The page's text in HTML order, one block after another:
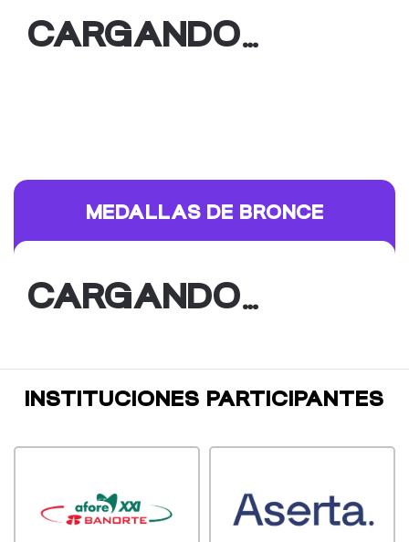
CARGANDO…
MEDALLAS DE BRONCE
CARGANDO…
INSTITUCIONES PARTICIPANTES